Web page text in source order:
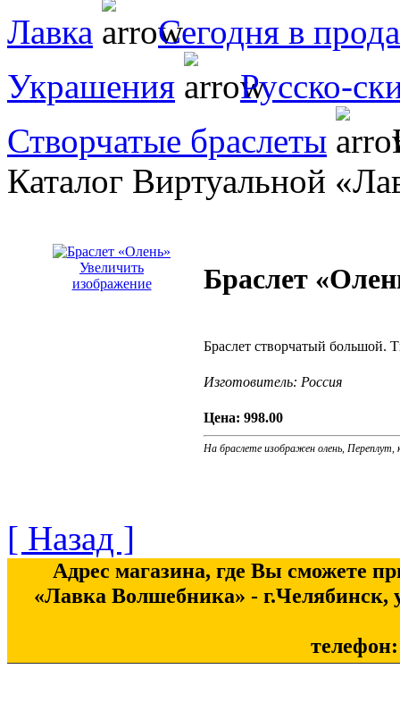
Лавка
Сегодня в
Украшения
Русско-
Створчатые браслеты
Каталог Виртуальной
Увеличить
изображение
Браслет
Браслет створчатый большой.
Изготовитель: Россия
Цена: 998.00
На браслете изображен олень,
[ Назад ]
Адрес магазина, где Вы сможете
«Лавка Волшебника» - г.Челябинск,